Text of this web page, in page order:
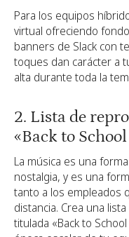
Para los equipos
virtual ofreciendo
banners de Slack con
toques dan carácter a
alta durante toda la
2. Lista de
«Back to
La música es una
nostalgia, y es una
tanto a los empleados
distancia. Crea una
titulada «Back to